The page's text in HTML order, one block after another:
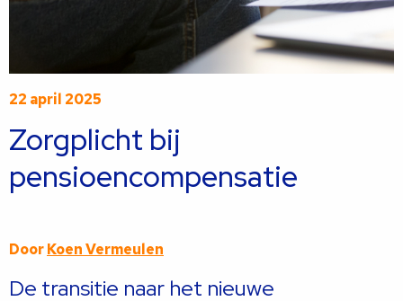
22 april 2025
Zorgplicht bij
pensioencompensatie
DoorKoen Vermeulen
De transitie naar het nieuwe